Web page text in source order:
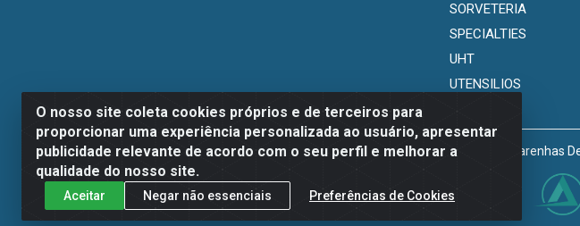
O nosso site coleta cookies próprios e de terceiros para
proporcionar uma experiência personalizada ao usuário, apresentar
publicidade relevante de acordo com o seu perfil e melhorar a
qualidade do nosso site.
Aceitar Negar não essenciais Preferências de Cookies
SORVETERIA
SPECIALTIES
UHT
UTENSILIOS
Dispan Distribuidora de Alimentos LTDA - Avenida Marechal Mascarenhas